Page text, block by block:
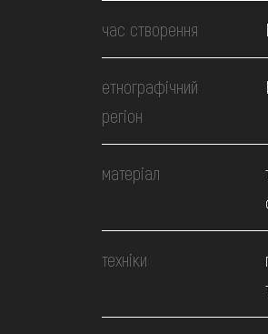
час створення
етнографічний
регіон
матеріал
техніки